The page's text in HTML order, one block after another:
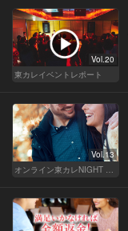
Vol.20
東カレイベントレポート
Vol.13
オンライン東カレNIGHT イベント募集